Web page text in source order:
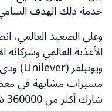
خدمة ذلك الهدف
وعلى الصعيد العالمي،
مسيرات مشابهة في معظم